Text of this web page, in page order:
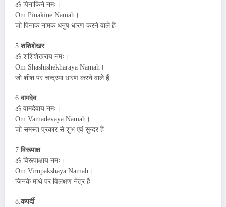
ॐ पिनाकिने नमः।
Om Pinakine Namah।
जो पिनाक नामक धनुष धारण करने वाले हैं
5.शशिशेखर
ॐ शशिशेखराय नमः।
Om Shashishekharaya Namah।
जो शीश पर चन्द्रमा धारण करने वाले हैं
6.वामदेव
ॐ वामदेवाय नमः।
Om Vamadevaya Namah।
जो समस्त प्रकार से शुभ एवं सुन्दर हैं
7.विरूपाक्ष
ॐ विरूपाक्षाय नमः।
Om Virupakshaya Namah।
जिनके माथे पर विलक्षण नेत्र है
8.कपर्दी